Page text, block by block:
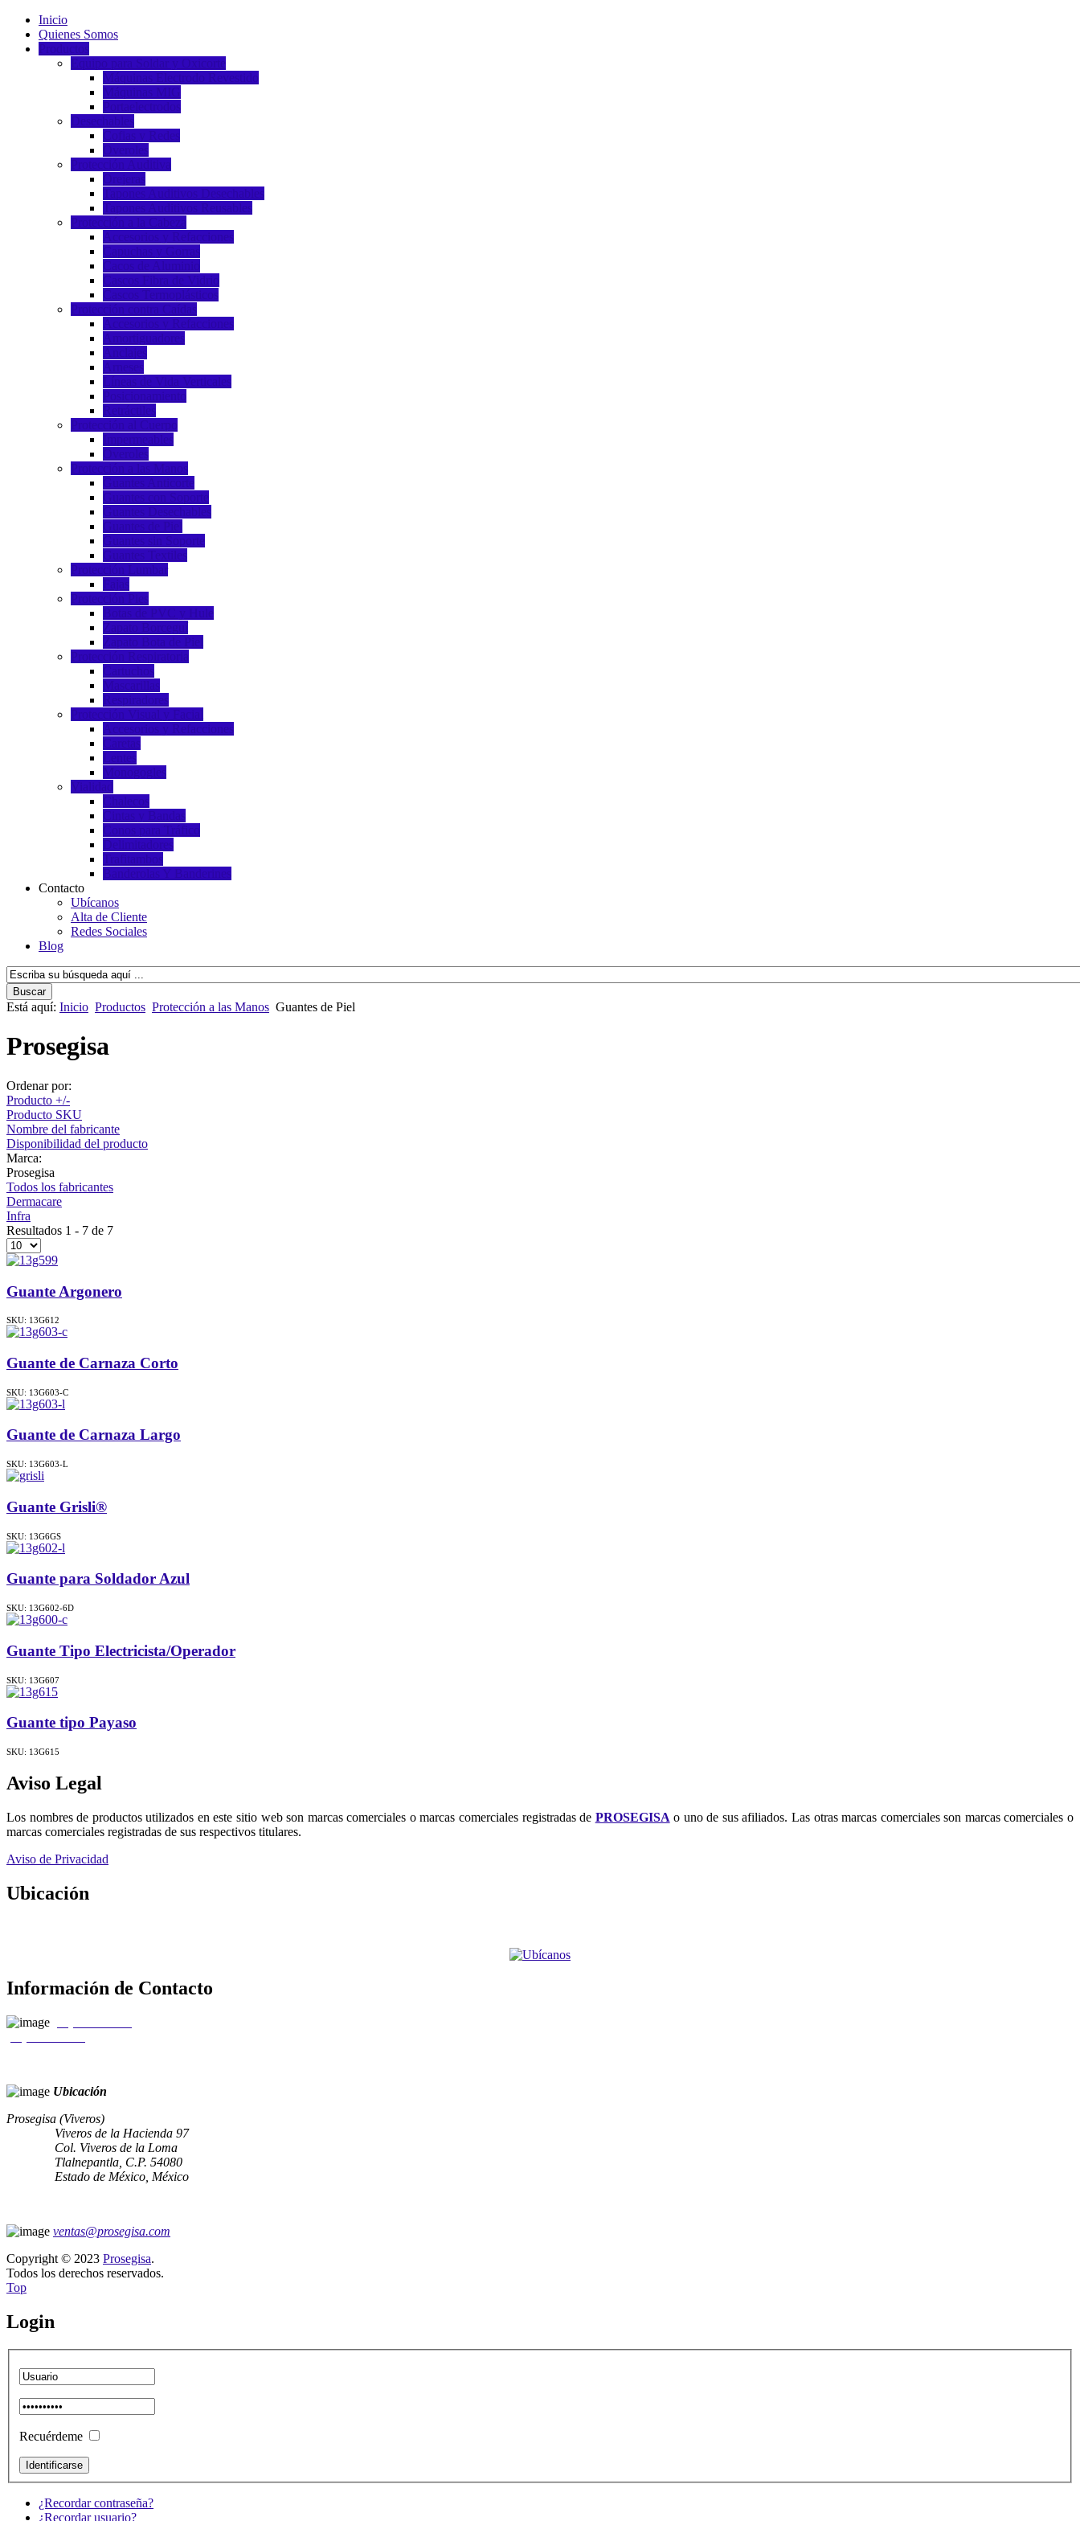
Inicio
Quienes Somos
Productos
Equipo para Soldar y Oxicorte
Máquinas Electrodo Revestido
Máquinas MIG
Portaelectrodos
Desechables
Cofias y Redes
Overoles
Protección Auditiva
Orejeras
Tapones Auditivos Desechables
Tapones Auditivos Reusables
Protección a la Cabeza
Accesorios y Refacciones
Capuchas y Gorras
Cacos de Aluminio
Cascos Fibra de Vidrio
Cascos Termoplásticos
Protección contra Caídas
Accesorios y Refacciones
Amortiguadores
Anclajes
Arneses
Líneas de Vida Verticales
Posicionamiento
Retráctiles
Protección al Cuerpo
Impermeables
Overoles
Protección a las Manos
Guantes Anticorte
Guantes con Soporte
Guantes Desechables
Guantes de Piel
Guantes sin Soporte
Guantes Textiles
Protección Lumbar
Fajas
Protección Pies
Botas de PVC y Hule
Zapato Borceguí
Zapato Bota de Piel
Protección Respiratoria
Cartuchos
Mascarillas
Respiradores
Protección Visual y Facial
Accesorios y Refacciones
Caretas
Lentes
Monogogles
Vialidad
Chalecos
Cintas y Bandas
Conos para Tráfico
Delimitadores
Trafitambos
Banderolas Y Banderines
Contacto
Ubícanos
Alta de Cliente
Redes Sociales
Blog
Está aquí: Inicio Productos Protección a las Manos Guantes de Piel
Prosegisa
Ordenar por:
Producto +/-
Producto SKU
Nombre del fabricante
Disponibilidad del producto
Marca:
Prosegisa
Todos los fabricantes
Dermacare
Infra
Resultados 1 - 7 de 7
Guante Argonero
SKU: 13G612
Guante de Carnaza Corto
SKU: 13G603-C
Guante de Carnaza Largo
SKU: 13G603-L
Guante Grisli®
SKU: 13G6GS
Guante para Soldador Azul
SKU: 13G602-6D
Guante Tipo Electricista/Operador
SKU: 13G607
Guante tipo Payaso
SKU: 13G615
Aviso Legal
Los nombres de productos utilizados en este sitio web son marcas comerciales o marcas comerciales registradas de PROSEGISA o uno de sus afiliados. Las otras marcas comerciales son marcas comerciales o
marcas comerciales registradas de sus respectivos titulares.
Aviso de Privacidad
Ubicación
Información de Contacto
Ubicación
Prosegisa (Viveros)
Viveros de la Hacienda 97
Col. Viveros de la Loma
Tlalnepantla, C.P. 54080
Estado de México, México
ventas@prosegisa.com
Copyright © 2023 Prosegisa.
Todos los derechos reservados.
Top
Login
Recuérdeme
¿Recordar contraseña?
¿Recordar usuario?